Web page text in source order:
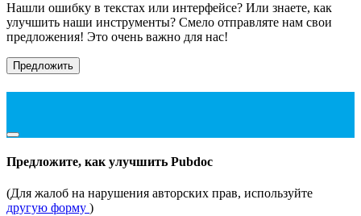
Нашли ошибку в текстах или интерфейсе? Или знаете, как
улучшить наши инструменты? Смело отправляте нам свои
предложения! Это очень важно для нас!
Предложить
Предложите, как улучшить Pubdoc
(Для жалоб на нарушения авторских прав, используйте
другую форму )